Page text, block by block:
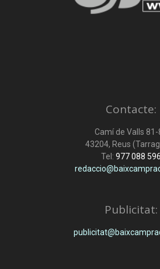
Contacte:
Camí de Valls 81-
43204, Reus
Tel: 977 088 596
Publicitat: